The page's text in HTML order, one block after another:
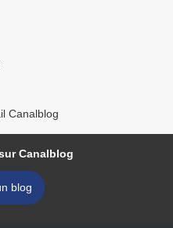
Canalblog
Canalblog
blog